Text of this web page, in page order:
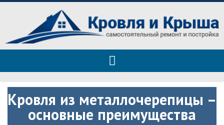
Roof tops — только полезные
советы
Полезные советы при строительстве дома и ремонте
Кровля из металлочерепицы –
основные преимущества